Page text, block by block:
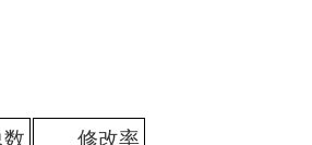
修改率